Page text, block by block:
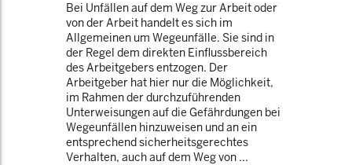
Bei Unfällen auf dem Weg zur Arbeit oder
von der Arbeit handelt es sich im
Allgemeinen um Wegeunfälle. Sie sind in
der Regel dem direkten Einflussbereich
des Arbeitgebers entzogen. Der
Arbeitgeber hat hier nur die Möglichkeit,
im Rahmen der durchzuführenden
Unterweisungen auf die Gefährdungen bei
Wegeunfällen hinzuweisen und an ein
entsprechend sicherheitsgerechtes
Verhalten, auch auf dem Weg von ...